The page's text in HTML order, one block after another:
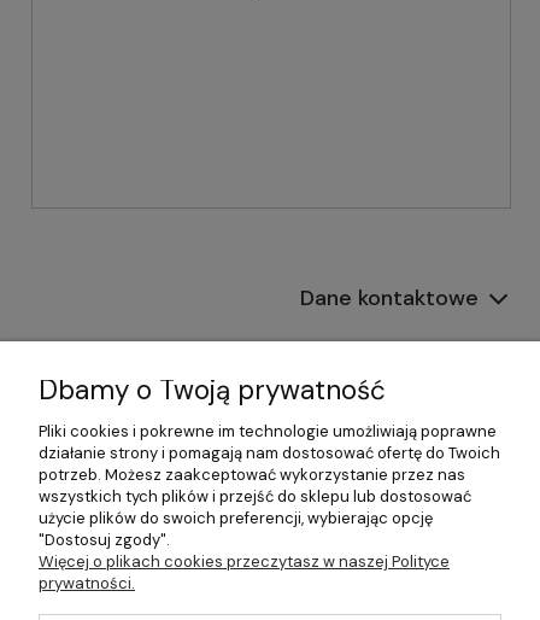
Dane kontaktowe
Płatności i dostawa
Pomoc
Moje konto
Dbamy o Twoją prywatność
Pliki cookies i pokrewne im technologie umożliwiają poprawne
działanie strony i pomagają nam dostosować ofertę do Twoich
potrzeb. Możesz zaakceptować wykorzystanie przez nas
wszystkich tych plików i przejść do sklepu lub dostosować
użycie plików do swoich preferencji, wybierając opcję
"Dostosuj zgody".
Więcej o plikach cookies przeczytasz w naszej Polityce
prywatności.